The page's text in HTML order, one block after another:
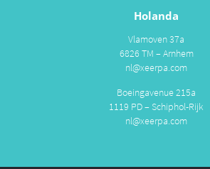
Holanda
Vlamoven 37a
6826 TM – Arnhem
nl@xeerpa.com
Boeingavenue 215a
1119 PD – Schiphol-Rijk
nl@xeerpa.com